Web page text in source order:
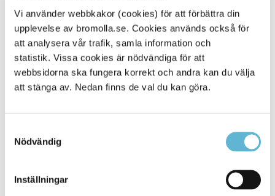
Vi använder webbkakor (cookies) för att förbättra din
upplevelse av bromolla.se. Cookies används också för
att analysera vår trafik, samla information och
statistik. Vissa cookies är nödvändiga för att
webbsidorna ska fungera korrekt och andra kan du välja
att stänga av. Nedan finns de val du kan göra.
Nödvändig
Inställningar
För barn och unga
Välkommen till Bup Skåne online - webbtjänsten för
kan söka hjälp.
Bup Skåne online - webbtjänst för barn och ungas